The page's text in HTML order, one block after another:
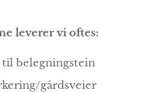
leverer vi oftes:
belegningstein
gårdsveier